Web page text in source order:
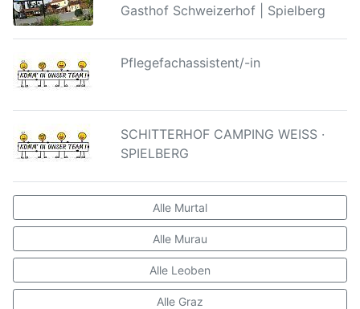
Gasthof Schweizerhof | Spielberg
Pflegefachassistent/-in
SCHITTERHOF CAMPING WEISS ·
SPIELBERG
Alle Murtal
Alle Murau
Alle Leoben
Alle Graz